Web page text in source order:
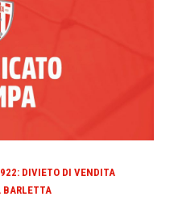
DIVIETO DI VENDITA
BARLETTA